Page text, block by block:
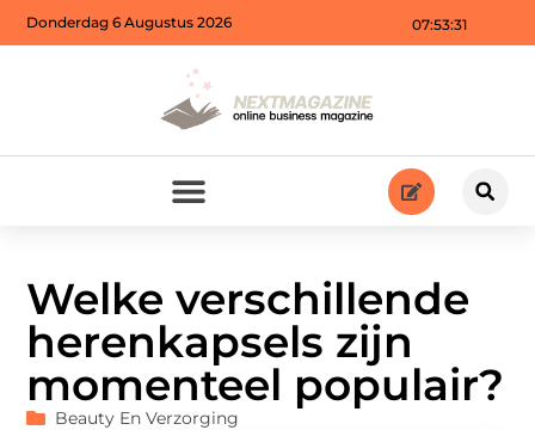
07:53:33
Donderdag 6 Augustus 2026
Welke verschillende
herenkapsels zijn
momenteel populair?
Beauty En Verzorging